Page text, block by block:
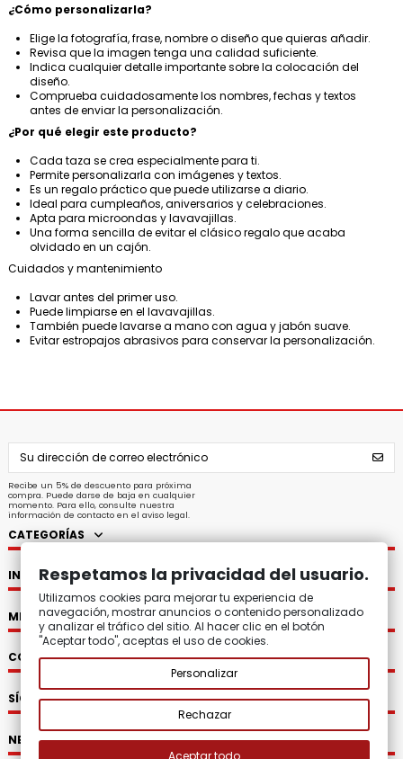
¿Cómo personalizarla?
Elige la fotografía, frase, nombre o diseño que quieras añadir.
Revisa que la imagen tenga una calidad suficiente.
Indica cualquier detalle importante sobre la colocación del
diseño.
Comprueba cuidadosamente los nombres, fechas y textos
antes de enviar la personalización.
¿Por qué elegir este producto?
Cada taza se crea especialmente para ti.
Permite personalizarla con imágenes y textos.
Es un regalo práctico que puede utilizarse a diario.
Ideal para cumpleaños, aniversarios y celebraciones.
Apta para microondas y lavavajillas.
Una forma sencilla de evitar el clásico regalo que acaba
olvidado en un cajón.
Cuidados y mantenimiento
Lavar antes del primer uso.
Puede limpiarse en el lavavajillas.
También puede lavarse a mano con agua y jabón suave.
Evitar estropajos abrasivos para conservar la personalización.
Recibe un 5% de descuento para próxima
compra. Puede darse de baja en cualquier
momento. Para ello, consulte nuestra
información de contacto en el aviso legal.
CATEGORÍAS
INFORMACIÓN
MI CUENTA
CONTACTO
SÍGUENOS
NEWSLETTER
Respetamos la privacidad del usuario.
Utilizamos cookies para mejorar tu experiencia de
navegación, mostrar anuncios o contenido personalizado
y analizar el tráfico del sitio. Al hacer clic en el botón
"Aceptar todo", aceptas el uso de cookies.
Personalizar
Rechazar
Aceptar todo